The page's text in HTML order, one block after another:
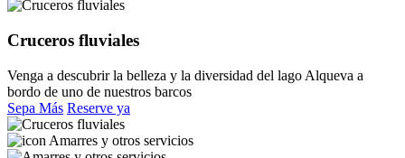
Cruceros fluviales
Venga a descubrir la belleza y la diversidad del lago Alqueva a
bordo de uno de nuestros barcos
Sepa Más Reserve ya